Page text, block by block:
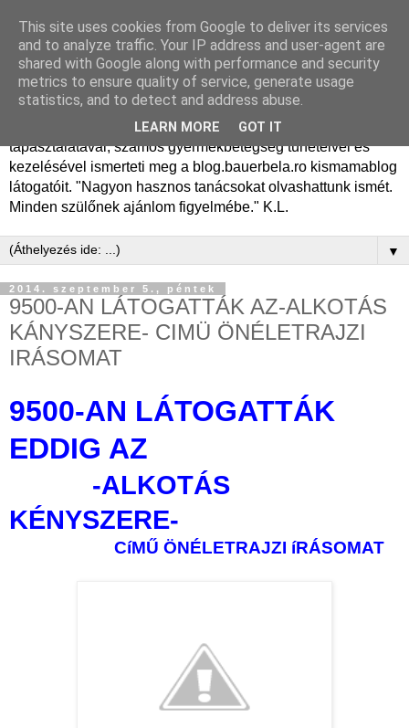
Dr. Bauer Béla Ph.D.
gyermekgyógyász
Dr. Bauer Béla Ph.D. gyermekgyógyász főorvos, 50 éves
tapasztalatával, számos gyermekbetegség tüneteivel és
kezelésével ismerteti meg a blog.bauerbela.ro kismamablog
látogatóit. "Nagyon hasznos tanácsokat olvashattunk ismét.
Minden szülőnek ajánlom figyelmébe." K.L.
▼
2014. szeptember 5., péntek
9500-AN LÁTOGATTÁK AZ-ALKOTÁS
KÁNYSZERE- CIMÜ ÖNÉLETRAJZI
IRÁSOMAT
9500-AN LÁTOGATTÁK
EDDIG AZ
-ALKOTÁS
KÉNYSZERE-
CíMŰ ÖNÉLETRAJZI íRÁSOMAT
This site uses cookies from Google to deliver its services
and to analyze traffic. Your IP address and user-agent are
shared with Google along with performance and security
metrics to ensure quality of service, generate usage
statistics, and to detect and address abuse.
LEARN MORE GOT IT